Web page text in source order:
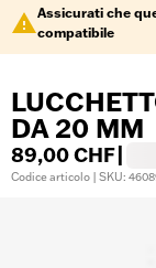
Assicurati che
compatibile
DA 20 MM
89,00 CHF
Codice articolo | SKU: